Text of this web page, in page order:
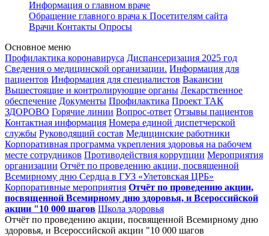
Информация о главном враче
Обращение главного врача к Посетителям сайта
Врачи Контакты Опросы
Основное меню
Профилактика коронавируса Диспансеризация 2025 год
Сведения о медицинской организации. Информация для
пациентов Информация для специалистов Вакансии
Вышестоящие и контролирующие органы Лекарственное
обеспечение Документы Профилактика Проект ТАК
ЗДОРОВО Горячие линии Вопрос-ответ Отзывы пациентов
Контактная информация Номера единой диспетчерской
службы Руководящий состав Медицинские работники
Корпоративная программа укрепления здоровья на рабочем
месте сотрудников Противодействия коррупции Мероприятия
организации Отчёт по проведению акции, посвященной
Всемирному дню Сердца в ГУЗ «Улетовская ЦРБ»
Корпоративные мероприятия Отчёт по проведению акции,
посвященной Всемирному дню здоровья, и Всероссийской
акции "10 000 шагов Школа здоровья
Отчёт по проведению акции, посвященной Всемирному дню
здоровья, и Всероссийской акции "10 000 шагов